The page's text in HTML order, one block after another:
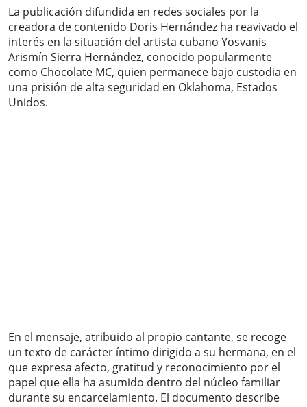
La publicación difundida en redes sociales por la
creadora de contenido Doris Hernández ha reavivado el
interés en la situación del artista cubano Yosvanis
Arismín Sierra Hernández, conocido popularmente
como Chocolate MC, quien permanece bajo custodia en
una prisión de alta seguridad en Oklahoma, Estados
Unidos.
En el mensaje, atribuido al propio cantante, se recoge
un texto de carácter íntimo dirigido a su hermana, en el
que expresa afecto, gratitud y reconocimiento por el
papel que ella ha asumido dentro del núcleo familiar
durante su encarcelamiento. El documento describe